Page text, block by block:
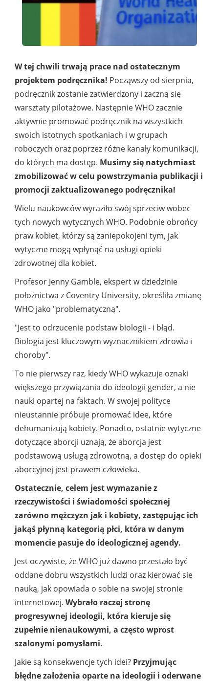
W tej chwili trwają prace nad ostatecznym
projektem podręcznika! Począwszy od sierpnia,
podręcznik zostanie zatwierdzony i zaczną się
warsztaty pilotażowe. Następnie WHO zacznie
aktywnie promować podręcznik na wszystkich
swoich istotnych spotkaniach i w grupach
roboczych oraz poprzez różne kanały komunikacji,
do których ma dostęp. Musimy się natychmiast
zmobilizować w celu powstrzymania publikacji i
promocji zaktualizowanego podręcznika!
Wielu naukowców wyraziło swój sprzeciw wobec
tych nowych wytycznych WHO. Podobnie obrońcy
praw kobiet, którzy są zaniepokojeni tym, jak
wytyczne mogą wpłynąć na usługi opieki
zdrowotnej dla kobiet.
Profesor Jenny Gamble, ekspert w dziedzinie
położnictwa z Coventry University, określiła zmianę
WHO jako "problematyczną".
"Jest to odrzucenie podstaw biologii - i błąd.
Biologia jest kluczowym wyznacznikiem zdrowia i
choroby".
To nie pierwszy raz, kiedy WHO wykazuje oznaki
większego przywiązania do ideologii gender, a nie
nauki opartej na faktach. W swojej polityce
nieustannie próbuje promować idee, które
dehumanizują kobiety. Ponadto, ostatnie wytyczne
dotyczące aborcji uznają, że aborcja jest
podstawową usługą zdrowotną, a dostęp do opieki
aborcyjnej jest prawem człowieka.
Ostatecznie, celem jest wymazanie z
rzeczywistości i świadomości społecznej
zarówno mężczyzn jak i kobiety, zastępując ich
jakąś płynną kategorią płci, która w danym
momencie pasuje do ideologicznej agendy.
Jest oczywiste, że WHO już dawno przestało być
oddane dobru wszystkich ludzi oraz kierować się
nauką, jak opowiada o sobie na swojej stronie
internetowej. Wybrało raczej stronę
progresywnej ideologii, która kieruje się
zupełnie nienaukowymi, a często wprost
szalonymi pomysłami.
Jakie są konsekwencje tych idei? Przyjmując
błędne założenia oparte na ideologii i oderwane